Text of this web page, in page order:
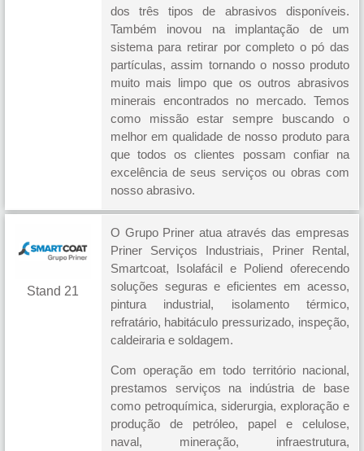
dos três tipos de abrasivos disponíveis.
Também inovou na implantação de um
sistema para retirar por completo o pó das
partículas, assim tornando o nosso produto
muito mais limpo que os outros abrasivos
minerais encontrados no mercado. Temos
como missão estar sempre buscando o
melhor em qualidade de nosso produto para
que todos os clientes possam confiar na
excelência de seus serviços ou obras com
nosso abrasivo.
Stand 21
O Grupo Priner atua através das empresas
Priner Serviços Industriais, Priner Rental,
Smartcoat, Isolafácil e Poliend oferecendo
soluções seguras e eficientes em acesso,
pintura industrial, isolamento térmico,
refratário, habitáculo pressurizado, inspeção,
caldeiraria e soldagem.
Com operação em todo território nacional,
prestamos serviços na indústria de base
como petroquímica, siderurgia, exploração e
produção de petróleo, papel e celulose,
naval, mineração, infraestrutura,